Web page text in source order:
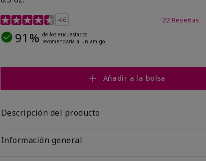
Calificación de clientes de 5 de 5
4.6 22 Reseñas
91% de los encuestados
recomendaría a un amigo.
Añadir a la bolsa
Descripción del producto
Información general